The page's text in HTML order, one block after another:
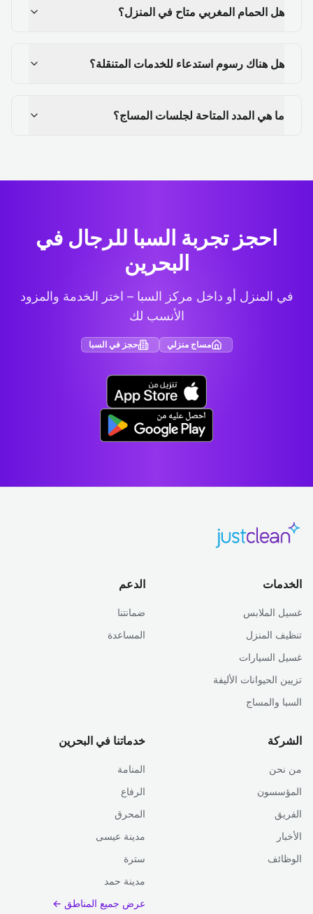
هل الحمام المغربي متاح في المنزل؟
هل هناك رسوم استدعاء للخدمات المتنقلة؟
ما هي المدد المتاحة لجلسات المساج؟
احجز تجربة السبا للرجال في
البحرين
في المنزل أو داخل مركز السبا – اختر الخدمة والمزود
الأنسب لك
مساج منزلي حجز في السبا
الخدمات
غسيل الملابس
تنظيف المنزل
غسيل السيارات
تزيين الحيوانات الأليفة
السبا والمساج
الدعم
ضمانتنا
المساعدة
الشركة
من نحن
المؤسسون
الفريق
الأخبار
الوظائف
خدماتنا في البحرين
المنامة
الرفاع
المحرق
مدينة عيسى
سترة
مدينة حمد
عرض جميع المناطق ←